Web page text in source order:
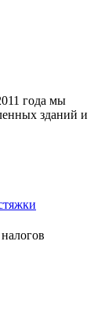
года мы
зданий и